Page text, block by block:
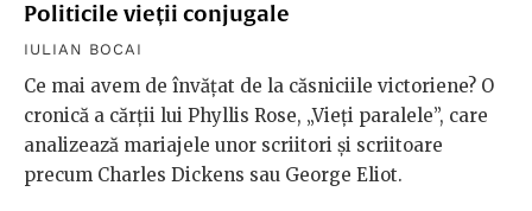
Politicile vieții conjugale
IULIAN BOCAI
Ce mai avem de învățat de la căsniciile victoriene? O
cronică a cărții lui Phyllis Rose, „Vieți paralele”, care
analizează mariajele unor scriitori și scriitoare
precum Charles Dickens sau George Eliot.